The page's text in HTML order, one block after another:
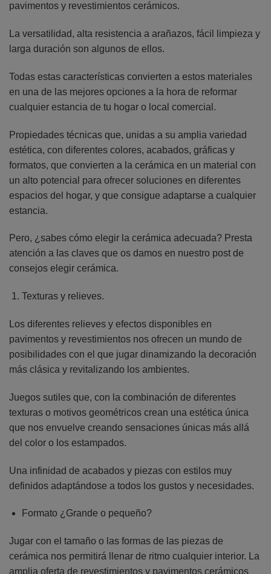
pavimentos y revestimientos cerámicos.
La versatilidad, alta resistencia a arañazos, fácil limpieza y
larga duración son algunos de ellos.
Todas estas características convierten a estos materiales
en una de las mejores opciones a la hora de reformar
cualquier estancia de tu hogar o local comercial.
Propiedades técnicas que, unidas a su amplia variedad
estética, con diferentes colores, acabados, gráficas y
formatos, que convierten a la cerámica en un material con
un alto potencial para ofrecer soluciones en diferentes
espacios del hogar, y que consigue adaptarse a cualquier
estancia.
Pero, ¿sabes cómo elegir la cerámica adecuada? Presta
atención a las claves que os damos en nuestro post de
consejos elegir cerámica.
Texturas y relieves.
Los diferentes relieves y efectos disponibles en
pavimentos y revestimientos nos ofrecen un mundo de
posibilidades con el que jugar dinamizando la decoración
más clásica y revitalizando los ambientes.
Juegos sutiles que, con la combinación de diferentes
texturas o motivos geométricos crean una estética única
que nos envuelve creando sensaciones únicas más allá
del color o los estampados.
Una infinidad de acabados y piezas con estilos muy
definidos adaptándose a todos los gustos y necesidades.
Formato ¿Grande o pequeño?
Jugar con el tamaño o las formas de las piezas de
cerámica nos permitirá llenar de ritmo cualquier interior. La
amplia oferta de revestimientos y pavimentos cerámicos